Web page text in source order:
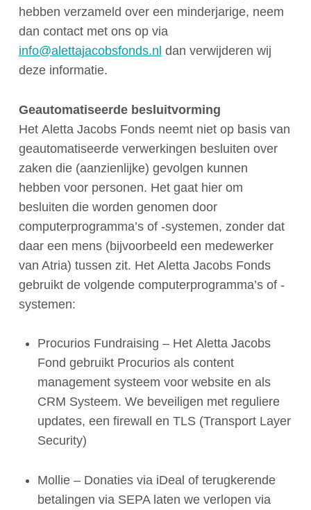
hebben verzameld over een minderjarige, neem
dan contact met ons op via
info@alettajacobsfonds.nl dan verwijderen wij
deze informatie.
Geautomatiseerde besluitvorming
Het Aletta Jacobs Fonds neemt niet op basis van
geautomatiseerde verwerkingen besluiten over
zaken die (aanzienlijke) gevolgen kunnen
hebben voor personen. Het gaat hier om
besluiten die worden genomen door
computerprogramma’s of -systemen, zonder dat
daar een mens (bijvoorbeeld een medewerker
van Atria) tussen zit. Het Aletta Jacobs Fonds
gebruikt de volgende computerprogramma’s of -
systemen:
Procurios Fundraising – Het Aletta Jacobs
Fond gebruikt Procurios als content
management systeem voor website en als
CRM Systeem. We beveiligen met reguliere
updates, een firewall en TLS (Transport Layer
Security)
Mollie – Donaties via iDeal of terugkerende
betalingen via SEPA laten we verlopen via